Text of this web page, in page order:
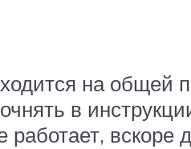
на общей
в
вскоре